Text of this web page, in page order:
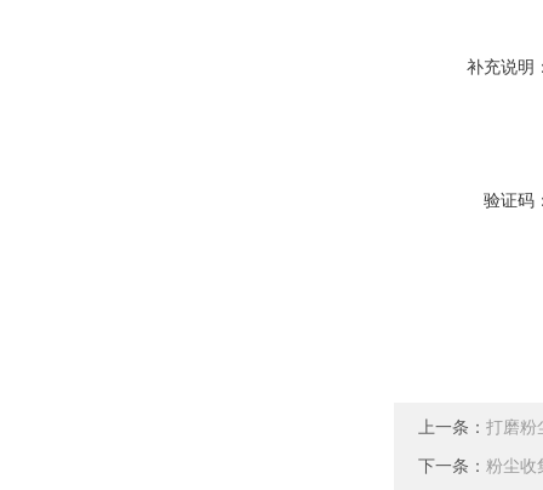
补充说明
验证码
上一条： 打磨粉
下一条： 粉尘收